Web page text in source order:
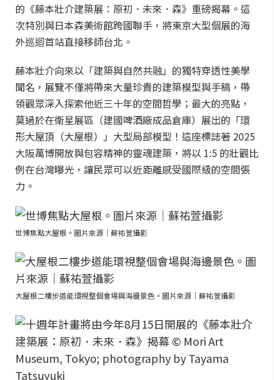
的《藤本壯介建築展：原初．未來．森》重磅揭幕。這
次特別與日本森美術館跨國聯手，將東京大型個展的海
外巡迴首站直接移師台北。
藤本壯介向來以「建築與自然共融」的獨特穿透性美學
聞名，展覽不僅將帶來大量珍貴的建築模型與手稿，帶
領觀眾深入探索他近三十年的空間哲學；最大的亮點，
莫過於在衛星展區（建國啤酒廠成品倉庫）展出的「環
形大屋頂（大屋根）」大型局部模型！這座標誌著 2025
大阪萬博開放與包容精神的靈魂建築，將以 1:5 的壯觀比
例在台灣曝光，讓民眾可以近距離感受國際級的空間張
力。
世博焦點大屋根。圖片來源｜蘇祐萱攝影
大屋根二樓步道能環視整個會場與海邊景色。圖片來源｜蘇祐萱攝影